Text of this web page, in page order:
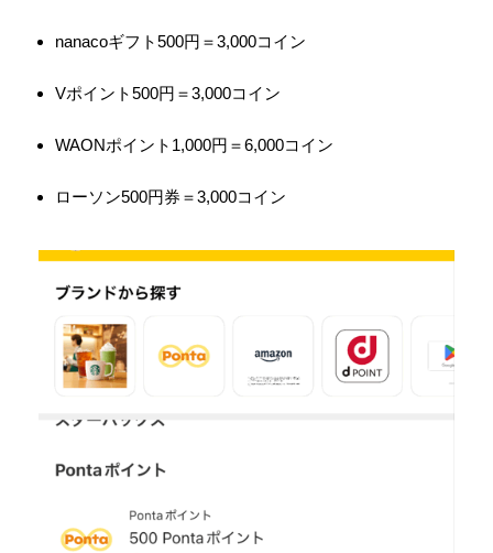
nanacoギフト500円＝3,000コイン
Vポイント500円＝3,000コイン
WAONポイント1,000円＝6,000コイン
ローソン500円券＝3,000コイン